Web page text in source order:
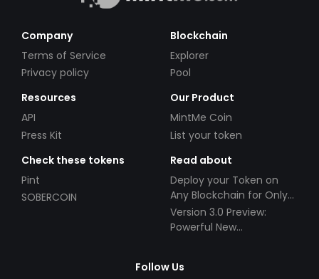
Company
Terms of Service
Privacy policy
Blockchain
Explorer
Pool
Resources
API
Press Kit
Our Product
MintMe Coin
List your token
Check these tokens
Pint
SOBERCOIN
Read about
Deploy your Token on
Any Blockchain for Only
$49!
Version 3.0 Preview:
Powerful New
Follow Us